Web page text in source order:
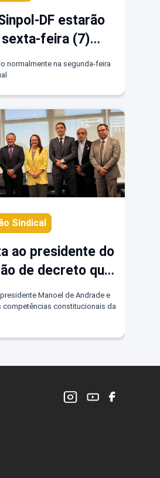
DF estarão
feira (7)
normalmente na segunda-feira
Sindical
ao presidente do
de decreto que
exclusivas
Manoel de Andrade e
competências constitucionais da